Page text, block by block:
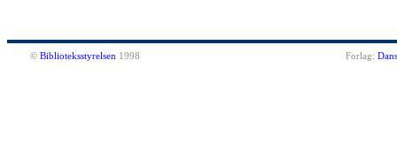
© Biblioteksstyrelsen 1998 Forlag: